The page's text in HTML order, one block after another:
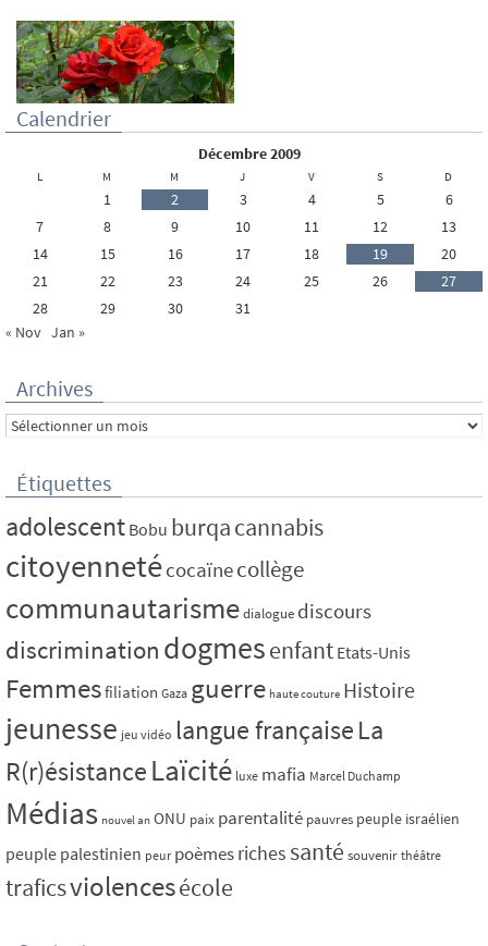
Calendrier
décembre 2009
L M M J V S D
1 2 3 4 5
6
7
8 9 10 11 12
13
14
15 16 17 18 19
20
21
22 23 24 25 26
27
28
29 30
31
« Nov Jan »
Archives
Archives
Étiquettes
adolescent Bobu burqacannabis
citoyennetécocaïnecollège
communautarismedialogue discours
discrimination dogmesenfant Etats-Unis
Femmesfiliation Gaza guerre haute couture Histoire
jeunesse jeu vidéo langue française La
R(r)ésistanceLaïcité luxe mafia Marcel Duchamp
Médias nouvel an ONU paix parentalité pauvres peuple israélien
peuple palestinien peur poèmesriches santé souvenir théâtre
traficsviolencesécole